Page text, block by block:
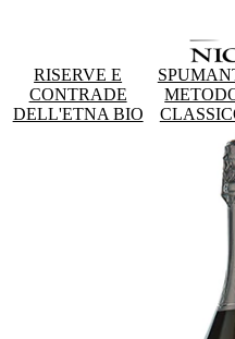
RISERVE E
CONTRADE
DELL'ETNA BIO